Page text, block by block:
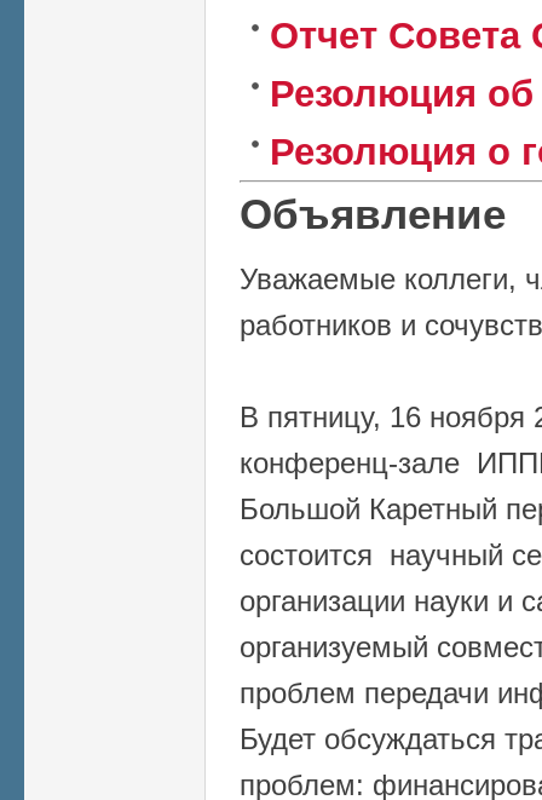
Отчет
Резолюция
Резолюция о
Объявление
Уважаемые коллеги,
работников и
В пятницу, 16 ноября
конференц-зале
Большой Каретный
состоится научный
организации науки и
организуемый
проблем передачи
Будет обсуждаться
проблем: